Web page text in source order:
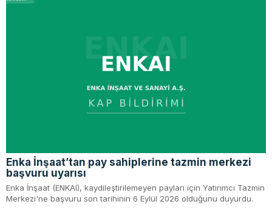
Enka İnşaat’tan pay sahiplerine tazmin merkezi
başvuru uyarısı
Enka İnşaat (ENKAI), kaydileştirilemeyen payları için Yatırımcı Tazmin
Merkezi'ne başvuru son tarihinin 6 Eylül 2026 olduğunu duyurdu.